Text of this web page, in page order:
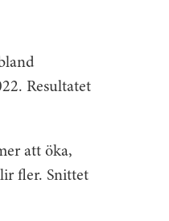
Resultatet
att öka,
fler. Snittet